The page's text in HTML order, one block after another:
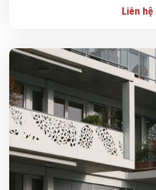
Liên hệ